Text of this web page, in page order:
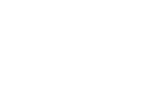
já o seu!
carteirinhas escolares em